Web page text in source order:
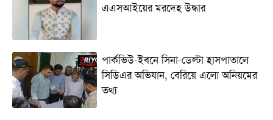
এএসআইয়ের মরদেহ উদ্ধার
পার্কভিউ-ইবনে সিনা-ডেল্টা হাসপাতালে
সিডিএর অভিযান, বেরিয়ে এলো অনিয়মের
তথ্য